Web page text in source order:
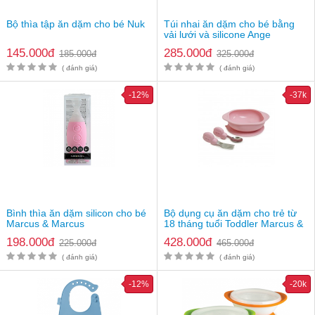
- Có nhiều màu sắc bắt mắt cho mẹ thoải mái lựa chọn
Bộ thìa tập ăn dặm cho bé Nuk
145.000đ 185.000đ
( đánh giá)
Túi nhai ăn dặm cho bé bằng
vải lưới và silicone Ange
285.000đ 325.000đ
( đánh giá)
Bình thìa ăn dặm silicon cho bé
Marcus & Marcus
198.000đ 225.000đ
-12%
( đánh giá)
Bộ dụng cụ ăn dặm cho trẻ từ
18 tháng tuổi Toddler Marcus &
428.000đ 465.000đ
-37k
( đánh giá)
-12% -20k